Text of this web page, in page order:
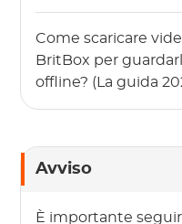
Come scaricare
BritBox per
offline? (La guida
Avviso
È importante